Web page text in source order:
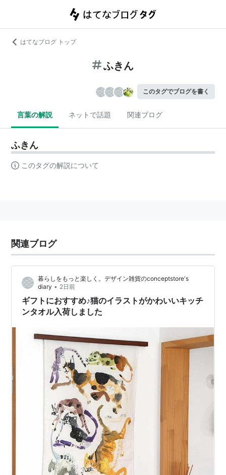
はてなブログ トップ
ふきん
このタグでブログを書く
言葉の解説 ネットで話題 関連ブログ
ふきん
このタグの解説について
関連ブログ
暮らしをもっと楽しく。デザイン雑貨のconceptstore's
diary • 2日前
ギフトにおすすめ♪猫のイラストがかわいいキッチ
ンタオル入荷しました